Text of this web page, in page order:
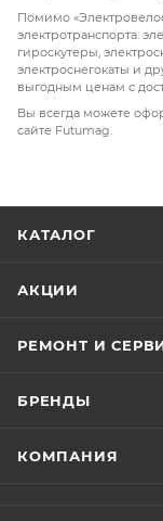
Помимо
электротранспорта:
гироскутеры,
электроснегокаты и
выгодным ценам с
Вы всегда можете
сайте Futumag.
КАТАЛОГ
АКЦИИ
РЕМОНТ И
БРЕНДЫ
КОМПАНИЯ